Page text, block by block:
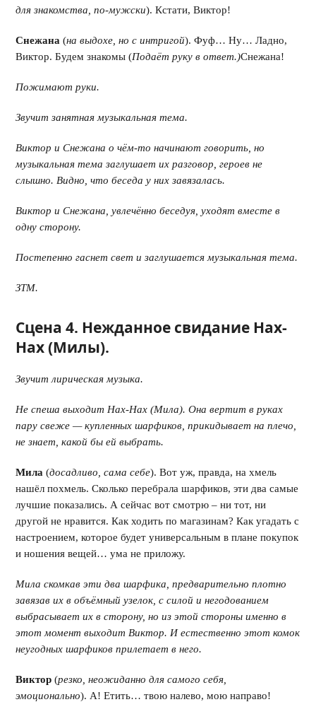
для знакомства, по-мужски). Кстати, Виктор!
Снежана(на выдохе, но с интригой). Фуф… Ну… Ладно,
Виктор. Будем знакомы (Подаёт руку в ответ.)Снежана!
Пожимают руки.
Звучит занятная музыкальная тема.
Виктор и Снежана о чём-то начинают говорить, но
музыкальная тема заглушает их разговор, героев не
слышно. Видно, что беседа у них завязалась.
Виктор и Снежана, увлечённо беседуя, уходят вместе в
одну сторону.
Постепенно гаснет свет и заглушается музыкальная тема.
ЗТМ.
Сцена 4. Нежданное свидание Нах-
Нах (Милы).
Звучит лирическая музыка.
Не спеша выходит Нах-Нах (Мила). Она вертит в руках
пару свеже — купленных шарфиков, прикидывает на плечо,
не знает, какой бы ей выбрать.
Мила (досадливо, сама себе). Вот уж, правда, на хмель
нашёл похмель. Сколько перебрала шарфиков, эти два самые
лучшие показались. А сейчас вот смотрю – ни тот, ни
другой не нравится. Как ходить по магазинам? Как угадать с
настроением, которое будет универсальным в плане покупок
и ношения вещей… ума не приложу.
Мила скомкав эти два шарфика, предварительно плотно
завязав их в объёмный узелок, с силой и негодованием
выбрасывает их в сторону, но из этой стороны именно в
этот момент выходит Виктор. И естественно этот комок
неугодных шарфиков прилетает в него.
Виктор(резко, неожиданно для самого себя,
эмоционально). А! Етить… твою налево, мою направо!